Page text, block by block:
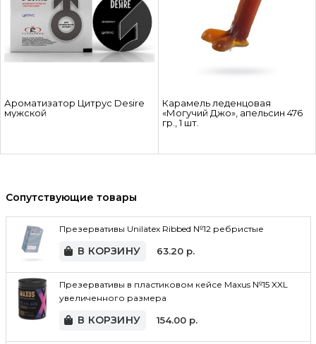
Ароматизатор Цитрус Desire
мужской
Карамель леденцовая
«Могучий Джо», апельсин 476
гр., 1 шт.
Сопутствующие товары
Презервативы Unilatex Ribbed №12 ребристые
В КОРЗИНУ 63.20р.
Презервативы в пластиковом кейсе Maxus №15 XXL
увеличенного размера
В КОРЗИНУ 154.00р.